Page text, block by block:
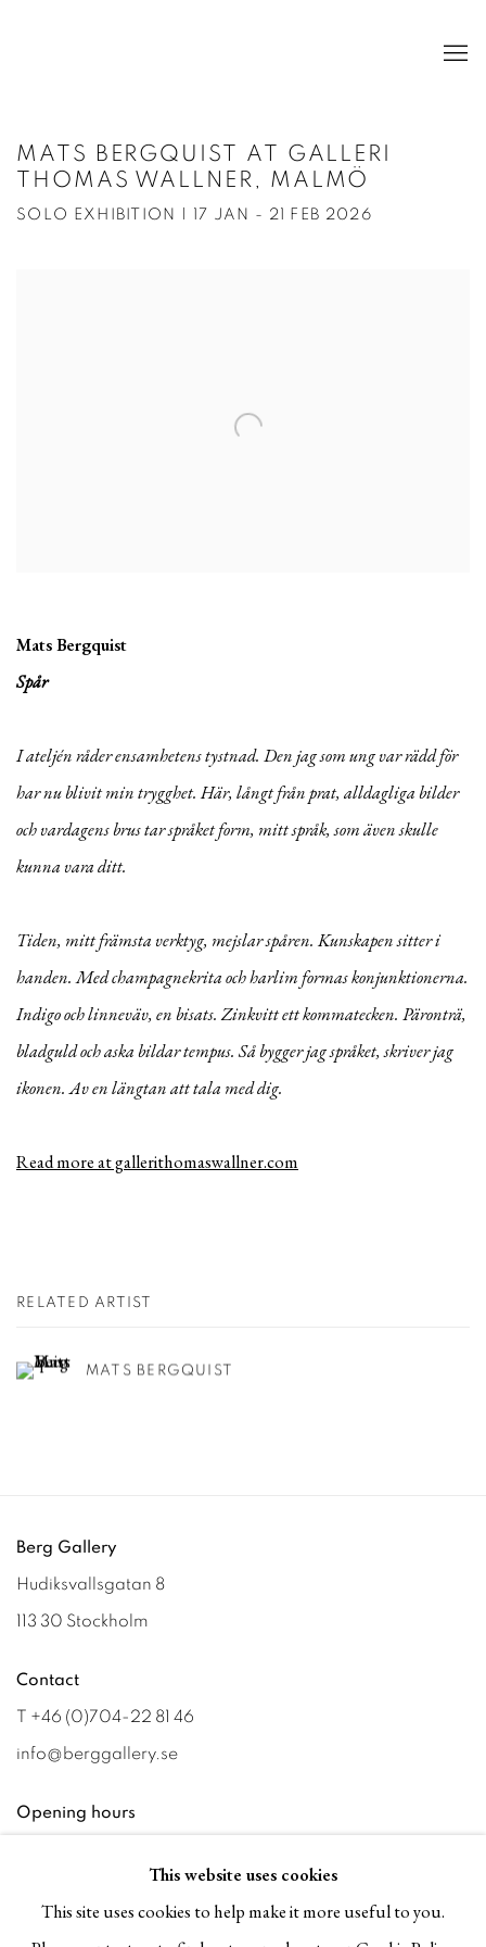
MATS BERGQUIST AT GALLERI
THOMAS WALLNER, MALMÖ
SOLO EXHIBITION | 17 JAN - 21 FEB 2026
Mats Bergquist
Spår
I ateljén råder ensamhetens tystnad. Den jag som ung var rädd för
har nu blivit min trygghet. Här, långt från prat, alldagliga bilder
och vardagens brus tar språket form, mitt språk, som även skulle
kunna vara ditt.
Tiden, mitt främsta verktyg, mejslar spåren. Kunskapen sitter i
handen. Med champagnekrita och harlim formas konjunktionerna.
Indigo och linneväv, en bisats. Zinkvitt ett kommatecken. Päronträ,
bladguld och aska bildar tempus. Så bygger jag språket, skriver jag
ikonen. Av en längtan att tala med dig.
Read more at gallerithomaswallner.com
RELATED ARTIST
MATS BERGQUIST
Berg Gallery
Hudiksvallsgatan 8
113 30 Stockholm
Contact
T +46 (0)704-22 81 46
info@berggallery.se
Opening hours
16.00This website uses cookies
This site uses cookies to help make it more useful to you.